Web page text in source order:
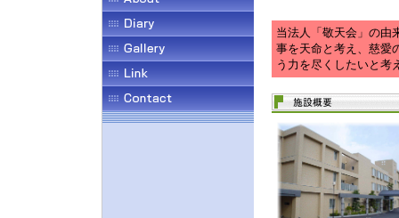
当法人「敬天会」の由
事を天命と考え、慈愛
う力を尽くしたいと考